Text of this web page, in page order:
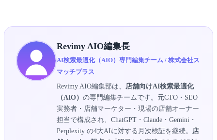
Revimy AIO編集長
AI検索最適化（AIO）専門編集チーム / 株式会社ス
マッチプラス
Revimy AIO編集部は、
店舗向けAI検索最適化
（AIO） の専門編集チームです。元CTO・SEO
実務者・店舗マーケター・現場の店舗オーナー
担当で構成され、ChatGPT・Claude・Gemini・
Perplexity の4大AIに対する月次検証を継続。
店